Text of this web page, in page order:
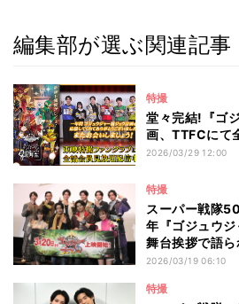
編集部が選ぶ関連記事
特撮
堂々完結!『ゴ
画、TTFCにて
2026/03/29 12:00
特撮
スーパー戦隊
年『ゴジュウジ
舞台挨拶で語
2026/03/19 06:10
特撮